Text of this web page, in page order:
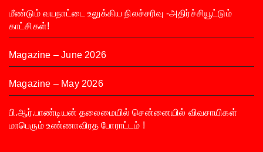
மீண்டும் வயநாட்டை உலுக்கிய நிலச்சரிவு -அதிர்ச்சியூட்டும்
காட்சிகள்!
Magazine – June 2026
Magazine – May 2026
பி.ஆர்.பாண்டியன் தலைமையில் சென்னையில் விவசாயிகள்
மாபெரும் உண்ணாவிரத போராட்டம் !